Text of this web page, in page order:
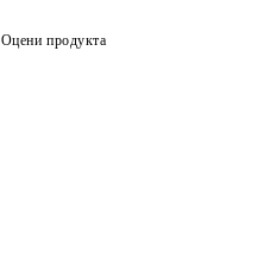
Оцени продукта